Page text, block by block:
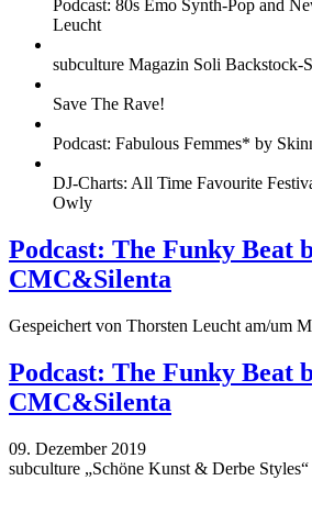
Podcast: 80s Emo Synth-Pop and
Leucht
subculture Magazin Soli Backstock-
Save The Rave!
Podcast: Fabulous Femmes* by
DJ-Charts: All Time Favourite
Owly
Podcast: The Funky Beat
CMC&Silenta
Gespeichert von Thorsten Leucht am/um
Podcast: The Funky Beat
CMC&Silenta
09. Dezember 2019
subculture „Schöne Kunst & Derbe